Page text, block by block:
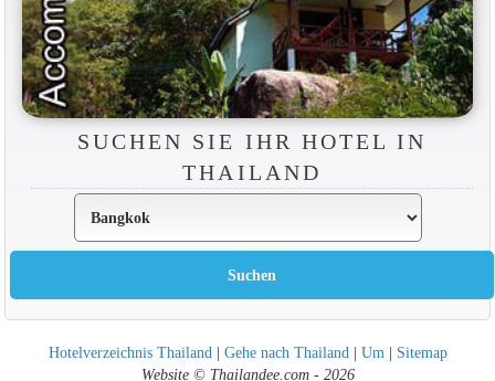
SUCHEN SIE IHR HOTEL IN
THAILAND
Hotelverzeichnis Thailand | Gehe nach Thailand | Um | Sitemap
Website © Thailandee.com - 2026